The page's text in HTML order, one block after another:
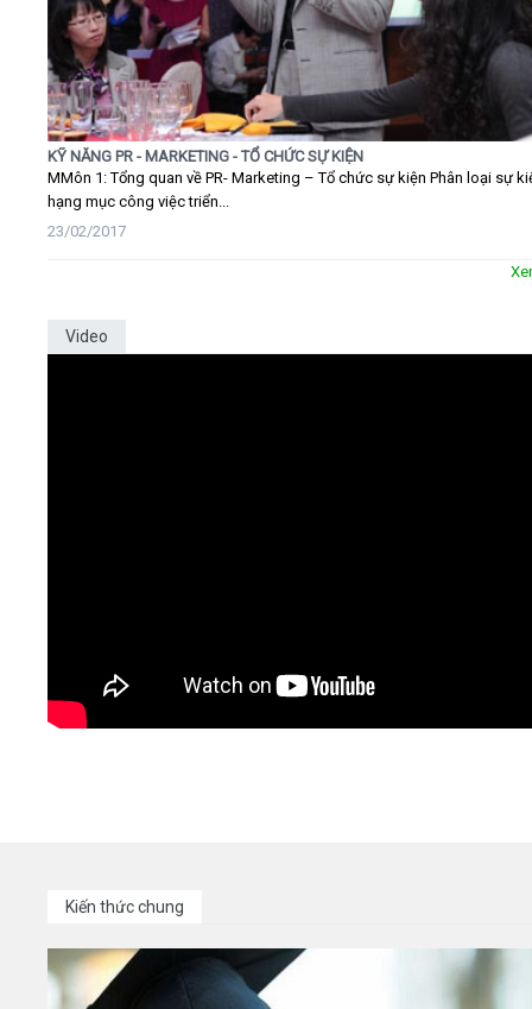
KỸ NĂNG PR - MARKETING - TỔ CHỨC SỰ KIỆN
MMôn 1: Tổng quan về PR- Marketing – Tổ chức sự kiện Phân loại sự
hạng mục công việc triển...
23/02/2017
Video
Kiến thức chung